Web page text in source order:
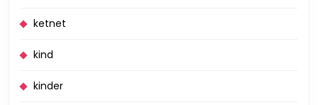
ketnet
kind
kinder